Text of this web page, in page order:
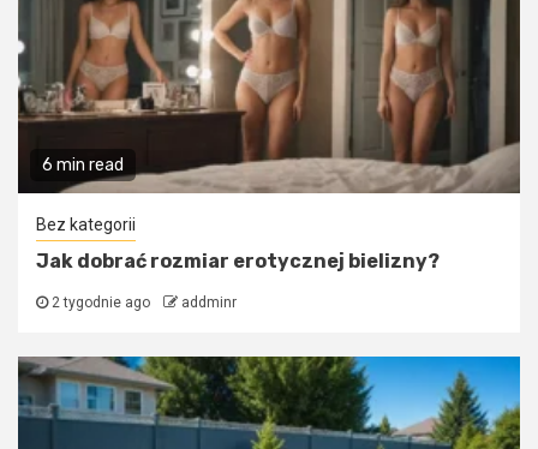
6 min read
Bez kategorii
Jak dobrać rozmiar erotycznej bielizny?
2 tygodnie ago addminr